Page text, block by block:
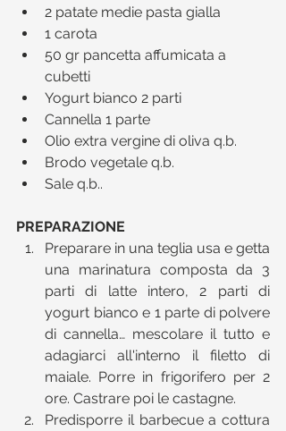
2 patate medie pasta gialla
1 carota
50 gr pancetta affumicata a
cubetti
Yogurt bianco 2 parti
Cannella 1 parte
Olio extra vergine di oliva q.b.
Brodo vegetale q.b.
Sale q.b..
PREPARAZIONE
Preparare in una teglia usa e getta
una marinatura composta da 3
parti di latte intero, 2 parti di
yogurt bianco e 1 parte di polvere
di cannella… mescolare il tutto e
adagiarci all'interno il filetto di
maiale. Porre in frigorifero per 2
ore. Castrare poi le castagne.
Predisporre il barbecue a cottura